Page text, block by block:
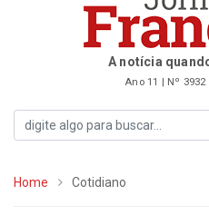
A notícia
Ano 11 | Nº
Home Cotidiano